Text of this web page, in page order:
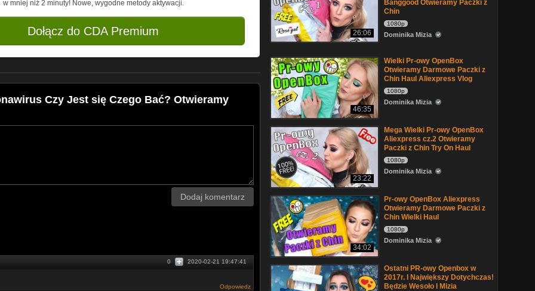
w mniej niż 2 minuty! Nowe, wygodne metody aktywacji.
Dołącz do CDA Premium
Czy Jest się Czego Bać? Otwieramy
Dodaj komentarz
2020-02-21 19:47:41
0
Odpowiedz
26:06
Banggood Otwieramy Paczki z
Chin
1080p
Dominika Mizia
46:35
Wielki Pr-owy OpenBox
Otwieramy Darmowe Paczki z
Chin Haul Aliexpress Vlog
1080p
Dominika Mizia
23:22
Mega Wielki Pr-owy OpenBox
Aliexpress cz.2 Otwieramy
Paczki z Chin Try On Haul
1080p
Dominika Mizia
34:02
Pr-owy OpenBox Aliexpress
Otwieramy Darmowe Paczki z
Chin Wielki Haul
1080p
Dominika Mizia
Ostatni PR-owy Openbox w
2017r. I Największy Dotychczas!
Będzie Wesoło I Mizia